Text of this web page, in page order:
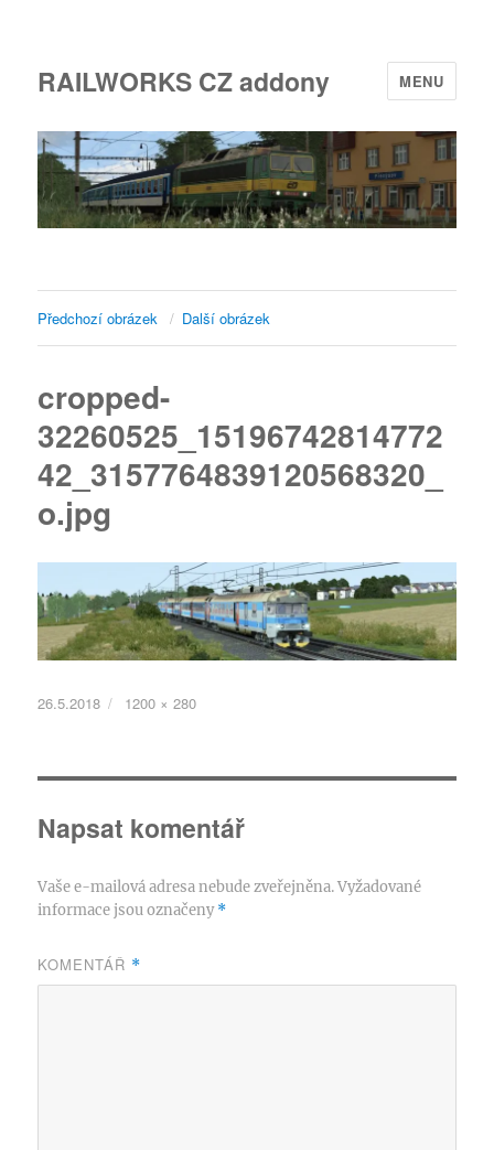
RAILWORKS CZ addony MENU
Předchozí obrázek Další obrázek
cropped-
32260525_15196742814772
42_3157764839120568320_
o.jpg
Publikováno:
26.5.2018
Původní
1200 × 280
Napsat komentář
Vaše e-mailová adresa nebude zveřejněna. Vyžadované
informace jsou označeny*
KOMENTÁŘ *